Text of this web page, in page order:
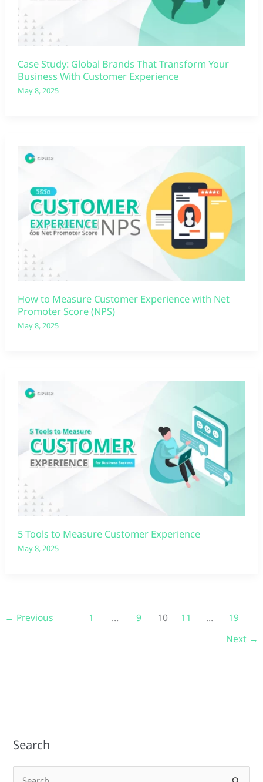
Case Study: Global Brands That Transform Your
Business With Customer Experience
May 8, 2025
How to Measure Customer Experience with Net
Promoter Score (NPS)
May 8, 2025
5 Tools to Measure Customer Experience
May 8, 2025
← Previous 1 … 9 10 11 …
19
Next →
Search